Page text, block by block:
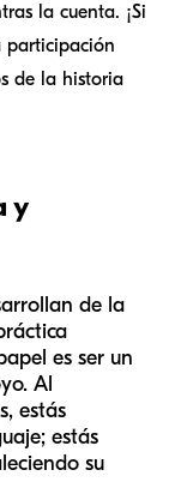
la cuenta. ¡Si
participación
de la historia
y
de la
es ser un
Al
estás
estás
su